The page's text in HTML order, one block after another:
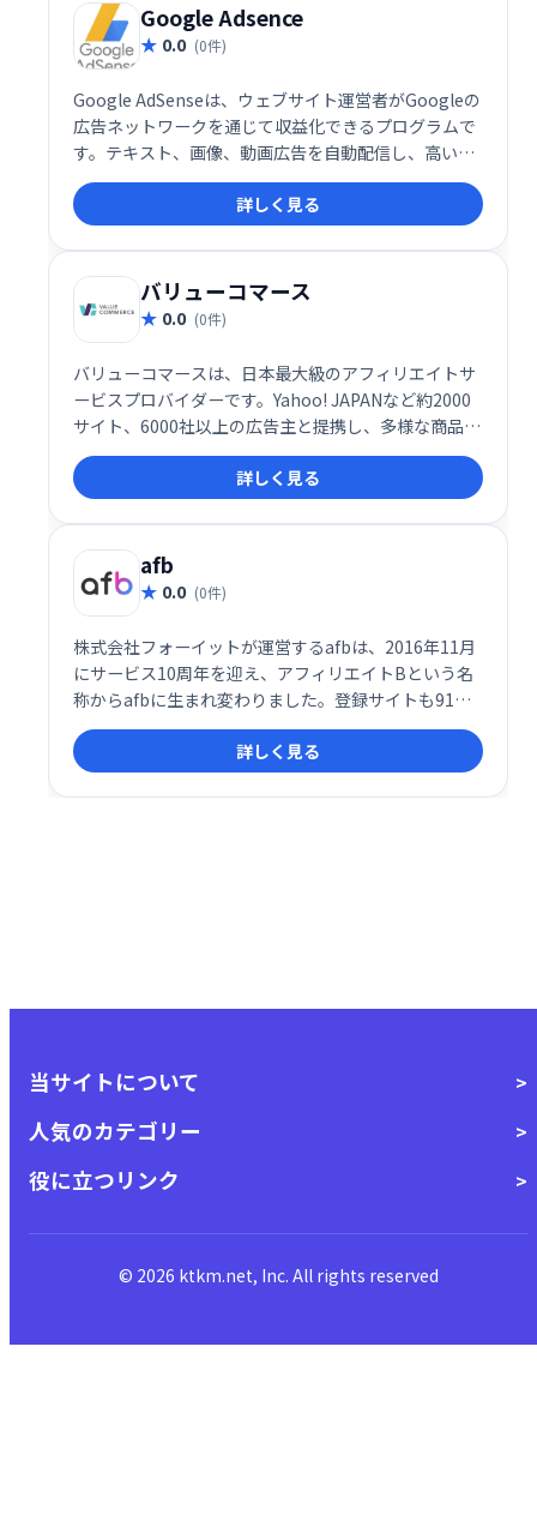
Google Adsence
0.0 (0件)
Google AdSenseは、ウェブサイト運営者がGoogleの
広告ネットワークを通じて収益化できるプログラムで
す。テキスト、画像、動画広告を自動配信し、高いク
リック単価とクリック率を実現します。サイトのコン
テンツとユーザーに最適化された広告表示で、効率的
な収益化をサポートします。
詳しく見る
バリューコマース
0.0 (0件)
バリューコマースは、日本最大級のアフィリエイトサ
ービスプロバイダーです。Yahoo! JAPANなど約2000
サイト、6000社以上の広告主と提携し、多様な商品・
サービスのアフィリエイト広告掲載が可能です。初心
者からビジネス利用者まで、無料で簡単に始められ、
75万以上のサイトが登録しています。国内最大級のネ
ットワークで、安定した収益獲得を目指せます。
詳しく見る
afb
0.0 (0件)
株式会社フォーイットが運営するafbは、2016年11月
にサービス10周年を迎え、アフィリエイトBという名
称からafbに生まれ変わりました。登録サイトも91万
サイトを突破し、月の報酬が100万円を超えるパート
ナー様にも多数ご在籍いただいております。
詳しく見る
当サイトについて
人気のカテゴリー
役に立つリンク
© 2026 ktkm.net, Inc. All rights reserved